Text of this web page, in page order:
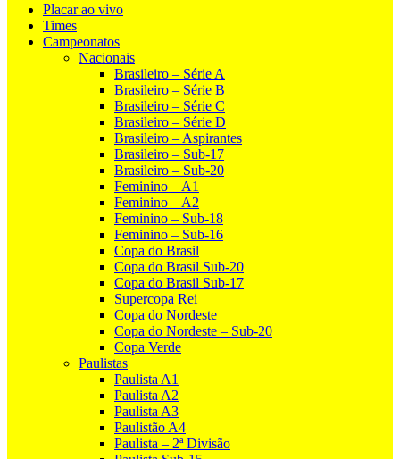
Placar ao vivo
Times
Campeonatos
Nacionais
Brasileiro – Série A
Brasileiro – Série B
Brasileiro – Série C
Brasileiro – Série D
Brasileiro – Aspirantes
Brasileiro – Sub-17
Brasileiro – Sub-20
Feminino – A1
Feminino – A2
Feminino – Sub-18
Feminino – Sub-16
Copa do Brasil
Copa do Brasil Sub-20
Copa do Brasil Sub-17
Supercopa Rei
Copa do Nordeste
Copa do Nordeste – Sub-20
Copa Verde
Paulistas
Paulista A1
Paulista A2
Paulista A3
Paulistão A4
Paulista – 2ª Divisão